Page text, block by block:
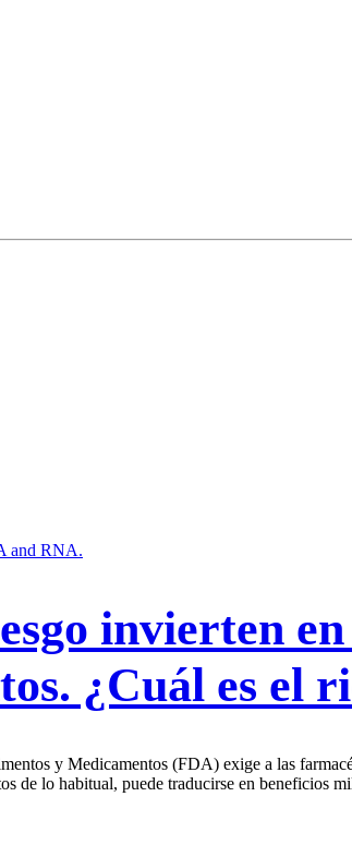
invierten en
¿Cuál es el
y Medicamentos (FDA) exige a las
de lo habitual, puede traducirse en beneficios